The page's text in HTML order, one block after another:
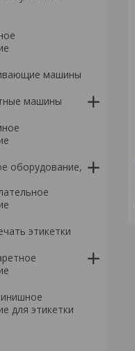
машины
машины
оборудование,
этикетки
для этикетки